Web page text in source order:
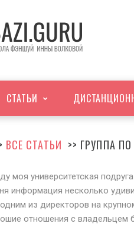
СТАТЬИ
ВСЕ СТАТЬИ >> ГРУППА
моя университетская
информация несколько
из директоров на
отношения с владельцем